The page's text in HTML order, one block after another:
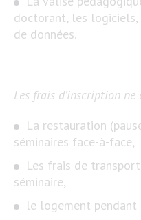
doctorant, les logiciels,
de données.
Les frais d’inscription
La restauration
séminaires face-à-face,
Les frais de
séminaire,
le logement pendant